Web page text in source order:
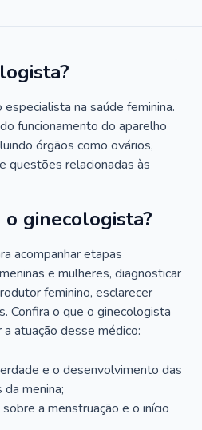
na saúde feminina.
funcionamento do aparelho
órgãos como ovários,
questões relacionadas às
ginecologista?
acompanhar etapas
e mulheres, diagnosticar
feminino, esclarecer
Confira o que o ginecologista
atuação desse médico:
e o desenvolvimento das
menina;
a menstruação e o início